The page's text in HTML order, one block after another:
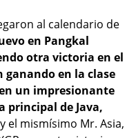
al calendario de
en Pangkal
otra victoria en el
ganando en la clase
un impresionante
principal de Java,
y el mismísimo Mr. Asia,